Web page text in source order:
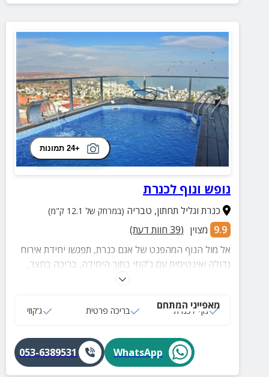
+24 תמונות
נופש ונוף לכנרת
כנרת וגליל תחתון, טבריה (במרחק של 12.1 ק"מ)
9.9 מצוין (
39 חוות דעת)
אל מול הנוף המהפנט של אגם כנרת, תפגשו יחידת אירוח
גדולה ואינטימית עם ג'קוזי בתוך היחידה, בריכה בחצר,
מאפייני המתחם
נוף לכנרת בריכה פרטית ג‘קוזי
WhatsApp
053-6389531